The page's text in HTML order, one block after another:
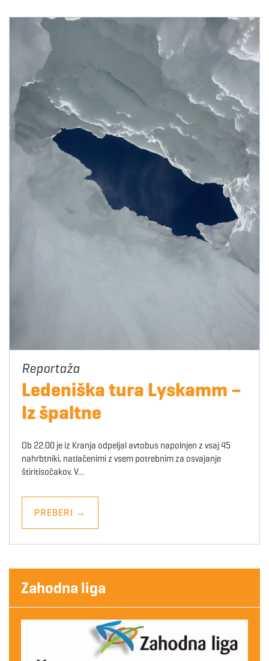
Ledeniška tura Lyskamm –
Iz špaltne
Ob 22.00 je iz Kranja odpeljal avtobus napolnjen z vsaj 45
nahrbtniki, natlačenimi z vsem potrebnim za osvajanje
štiritisočakov. V…
PREBERI →
Zahodna liga